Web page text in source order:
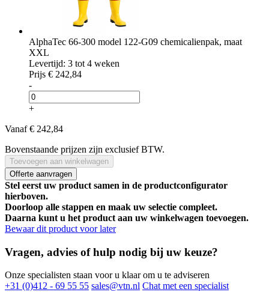
AlphaTec 66-300 model 122-G09 chemicalienpak, maat
XXL
Levertijd: 3 tot 4 weken
Prijs € 242,84
-
+
Vanaf € 242,84
Bovenstaande prijzen zijn exclusief BTW.
Toevoegen aan winkelwagen
Offerte aanvragen
Stel eerst uw product samen in de productconfigurator
hierboven.
Doorloop alle stappen en maak uw selectie compleet.
Daarna kunt u het product aan uw winkelwagen toevoegen.
Bewaar dit product voor later
Vragen, advies of hulp nodig bij uw keuze?
Onze specialisten staan voor u klaar om u te adviseren
+31 (0)412 - 69 55 55 sales@vtn.nl Chat met een specialist